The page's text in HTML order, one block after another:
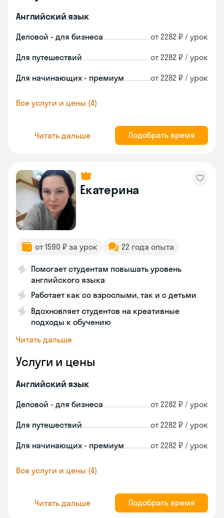
Английский язык
Деловой - для бизнеса от 2282 ₽ / урок
Для путешествий от 2282 ₽ / урок
Для начинающих - премиум от 2282 ₽ / урок
Все услуги и цены (4)
Читать дальше Подобрать время
Екатерина
от 1590 ₽ за урок 22 года опыта
Помогает студентам повышать уровень
английского языка
Работает как со взрослыми, так и с детьми
Вдохновляет студентов на креативные
подходы к обучению
Читать дальше
Услуги и цены
Английский язык
Деловой - для бизнеса от 2282 ₽ / урок
Для путешествий от 2282 ₽ / урок
Для начинающих - премиум от 2282 ₽ / урок
Все услуги и цены (4)
Читать дальше Подобрать время